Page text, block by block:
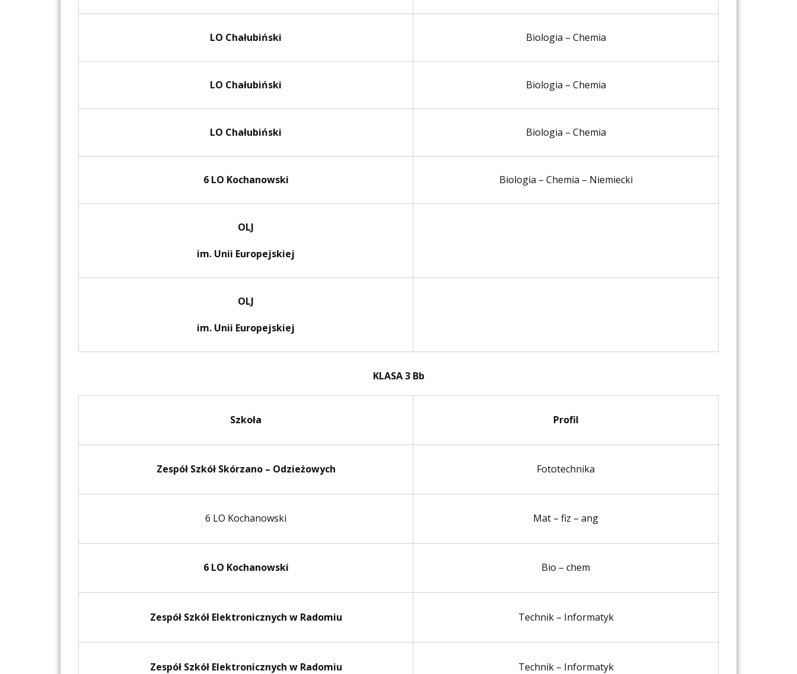
LO Chałubiński Biologia – Chemia
LO Chałubiński Biologia – Chemia
LO Chałubiński Biologia – Chemia
6 LO Kochanowski Biologia – Chemia – Niemiecki
OLJ
im. Unii Europejskiej
OLJ
im. Unii Europejskiej
KLASA 3 Bb
Szkoła Profil
Zespół Szkół Skórzano – Odzieżowych Fototechnika
6 LO Kochanowski Mat – fiz – ang
6 LO Kochanowski Bio – chem
Zespół Szkół Elektronicznych w Radomiu Technik – Informatyk
Zespół Szkół Elektronicznych w Radomiu Technik – Informatyk